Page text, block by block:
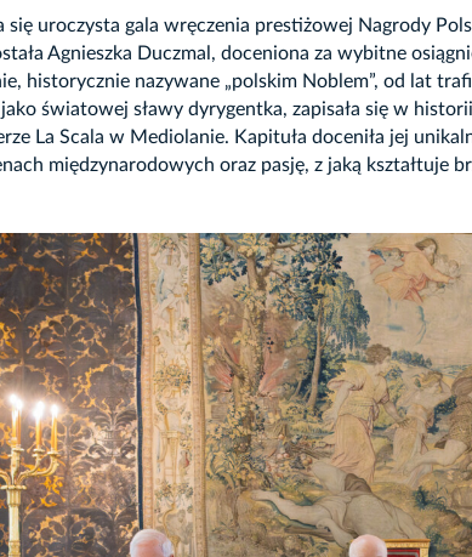
uroczysta gala wręczenia prestiżowej Nagrody
Agnieszka Duczmal, doceniona za wybitne
historycznie nazywane „polskim Noblem”, od lat
światowej sławy dyrygentka, zapisała się w
La Scala w Mediolanie. Kapituła doceniła jej
międzynarodowych oraz pasję, z jaką kształtuje